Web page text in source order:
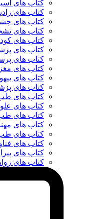
کتاب های
کتاب های
کتاب های
کتاب های
کتاب های
کتاب های
کتاب های
کتاب های
کتاب های
کتاب های
کتاب های
کتاب های
کتاب های
کتاب های
کتاب های طب
کتاب های
کتاب های
کتاب های